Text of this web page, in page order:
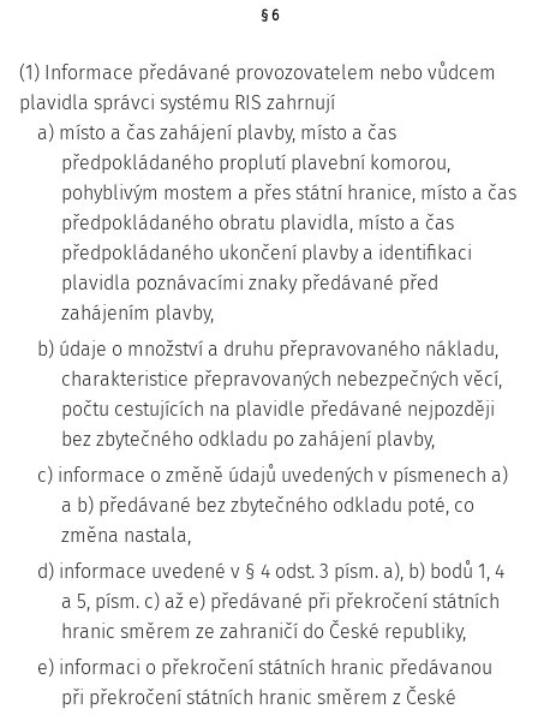
§ 6
(1) Informace předávané provozovatelem nebo vůdcem
plavidla správci systému RIS zahrnují
a) místo a čas zahájení plavby, místo a čas
předpokládaného proplutí plavební komorou,
pohyblivým mostem a přes státní hranice, místo a čas
předpokládaného obratu plavidla, místo a čas
předpokládaného ukončení plavby a identifikaci
plavidla poznávacími znaky předávané před
zahájením plavby,
b) údaje o množství a druhu přepravovaného nákladu,
charakteristice přepravovaných nebezpečných věcí,
počtu cestujících na plavidle předávané nejpozději
bez zbytečného odkladu po zahájení plavby,
c) informace o změně údajů uvedených v písmenech a)
a b) předávané bez zbytečného odkladu poté, co
změna nastala,
d) informace uvedené v § 4 odst. 3 písm. a), b) bodů 1, 4
a 5, písm. c) až e) předávané při překročení státních
hranic směrem ze zahraničí do České republiky,
e) informaci o překročení státních hranic předávanou
při překročení státních hranic směrem z České